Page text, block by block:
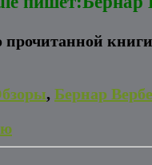
прочитанной
, Бернар